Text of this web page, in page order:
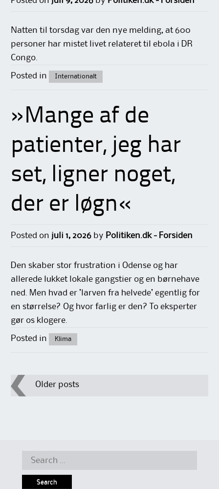
Natten til torsdag var den nye melding, at 600
personer har mistet livet relateret til ebola i DR
Congo.
Posted in Internationalt
»Mange af de
patienter, jeg har
set, ligner noget,
der er løgn«
Posted on juli 1, 2026 by Politiken.dk - Forsiden
Den skaber stor frustration i Odense og har
allerede lukket lokale gangstier og en børnehave
ned. Men hvad er ’larven fra helvede’ egentlig for
en størrelse? Og hvor farlig er den? To eksperter
gør os klogere.
Posted in Klima
PostOlder posts
Search